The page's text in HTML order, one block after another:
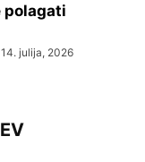
polagati
14. julija, 2026